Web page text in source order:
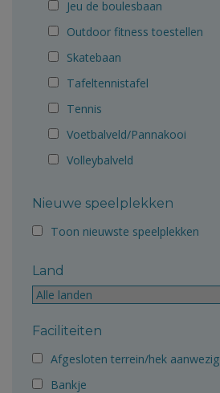
Jeu de boulesbaan
Outdoor fitness toestellen
Skatebaan
Tafeltennistafel
Tennis
Voetbalveld/Pannakooi
Volleybalveld
Nieuwe speelplekken
Toon nieuwste speelplekken
Land
Faciliteiten
Afgesloten terrein/hek aanwezig
Bankje